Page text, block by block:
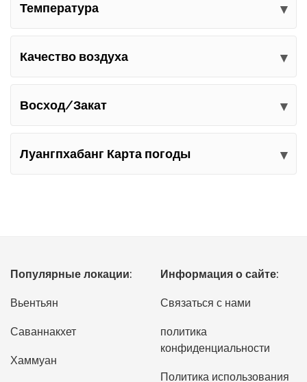
Температура
Качество воздуха
Восход/Закат
Луангпхабанг Карта погоды
Популярные локации:
Вьентьян
Саваннакхет
Хаммуан
Информация о сайте:
Связаться с нами
политика
конфиденциальности
Политика использования